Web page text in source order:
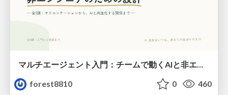
マルチエージェント入門：チームで動くAIと非エンジニアのための設計（Claude Code）
forest8810
0 460